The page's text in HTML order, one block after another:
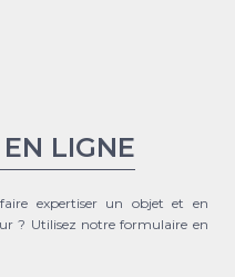
LIGNE
expertiser un objet et en
? Utilisez notre formulaire en